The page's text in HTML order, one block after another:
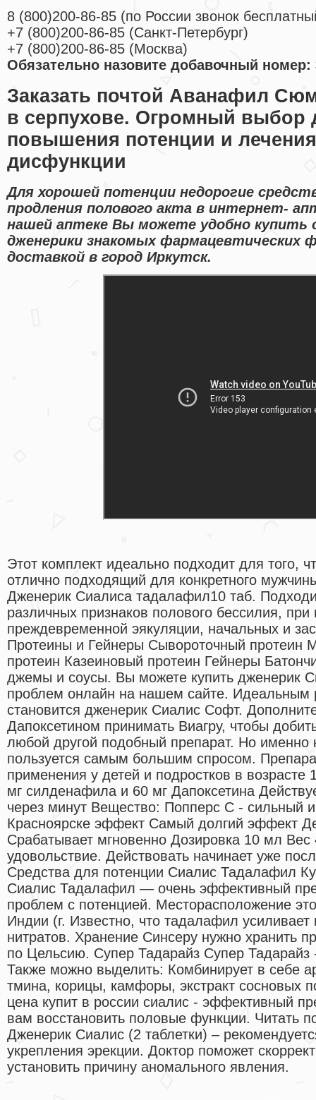
8 (800)200-86-85 (по России звонок
+7 (800)200-86-85 (Санкт-Петербург)
+7 (800)200-86-85 (Москва)
Обязательно назовите добавочный номер:
Заказать почтой Аванафил
в серпухове. Огромный выбор
повышения потенции и
дисфункции
Для хорошей потенции недорогие
продления полового акта в интернет-
нашей аптеке Вы можете удобно купить
дженерики знакомых фармацевтических
доставкой в город Иркутск.
Этот комплект идеально подходит для того,
отлично подходящий для конкретного
Дженерик Сиалиса тадалафил10 таб.
различных признаков полового бессилия,
преждевременной эякуляции, начальных и
Протеины и Гейнеры Сывороточный протеин
протеин Казеиновый протеин Гейнеры
джемы и соусы. Вы можете купить дженерик
проблем онлайн на нашем сайте.
становится дженерик Сиалис Софт.
Дапоксетином принимать Виагру, чтобы
любой другой подобный препарат. Но именно
пользуется самым большим спросом.
применения у детей и подростков в
мг силденафила и 60 мг Дапоксетина
через минут Вещество: Попперс C - сильный
Красноярске эффект Самый долгий эффект
Срабатывает мгновенно Дозировка 10 мл
удовольствие. Действовать начинает уже
Средства для потенции Сиалис Тадалафил
Сиалис Тадалафил — очень эффективный
проблем с потенцией. Месторасположение
Индии (г. Известно, что тадалафил усиливает
нитратов. Хранение Синсеру нужно хранить
по Цельсию. Супер Тадарайз Супер Тадарайз
Также можно выделить: Комбинирует в себе
тмина, корицы, камфоры, экстракт сосновых
цена купит в россии сиалис - эффективный
вам восстановить половые функции. Читать
Дженерик Сиалис (2 таблетки) –
укрепления эрекции. Доктор поможет
установить причину аномального явления.